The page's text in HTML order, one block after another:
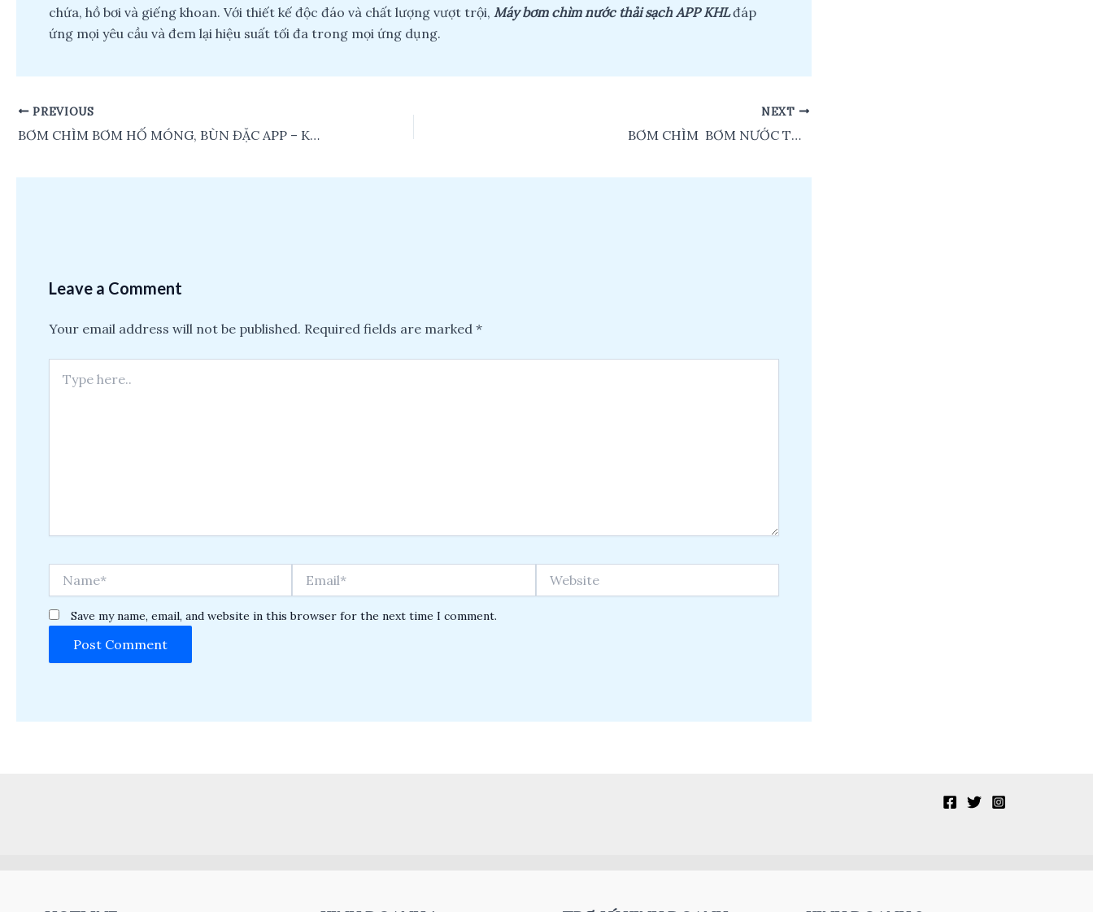
chứa, hồ bơi và giếng khoan. Với thiết kế độc đáo và chất lượng vượt trội, Máy bơm chìm nước thải sạch APP KHLđáp
ứng mọi yêu cầu và đem lại hiệu suất tối đa trong mọi ứng dụng.
Post
navigation
PREVIOUS
BƠM CHÌM BƠM HỐ MÓNG, BÙN ĐẶC APP – KA Series
NEXT
BƠM CHÌM BƠM NƯỚC THẢI SẠCH APP – MH Series
Leave a Comment
Your email address will not be published. Required fields are marked *
here..
Save my name, email, and website in this browser for the next time I comment.